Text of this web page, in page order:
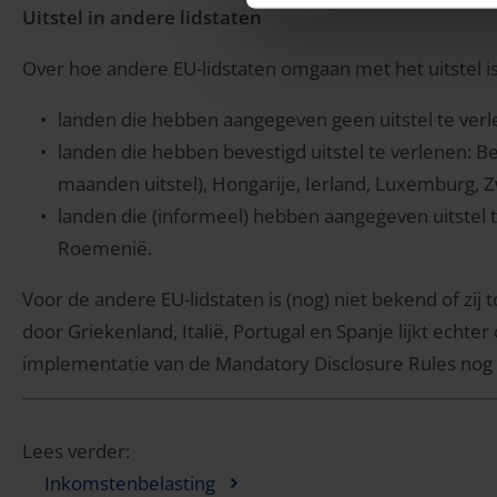
Uitstel in andere lidstaten
Over hoe andere EU-lidstaten omgaan met het uitstel
landen die hebben aangegeven geen uitstel te
landen die hebben bevestigd uitstel te verlenen:
maanden uitstel), Hongarije, Ierland, Luxemburg,
landen die (informeel) hebben aangegeven
Roemenië.
Voor de andere EU-lidstaten is (nog) niet bekend of
door Griekenland, Italië, Portugal en Spanje lijkt
implementatie van de Mandatory Disclosure Rules
Lees verder:
Inkomstenbelasting